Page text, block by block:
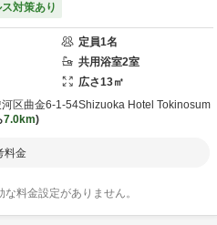
対策あり
定員1名
共用浴室2室
広さ13㎡
河区曲金6-1-54Shizuoka Hotel Tokinosum
7.0km
料金
料金設定がありません。